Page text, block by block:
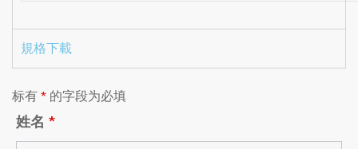
規格下載
标有 * 的字段为必填
姓名 *